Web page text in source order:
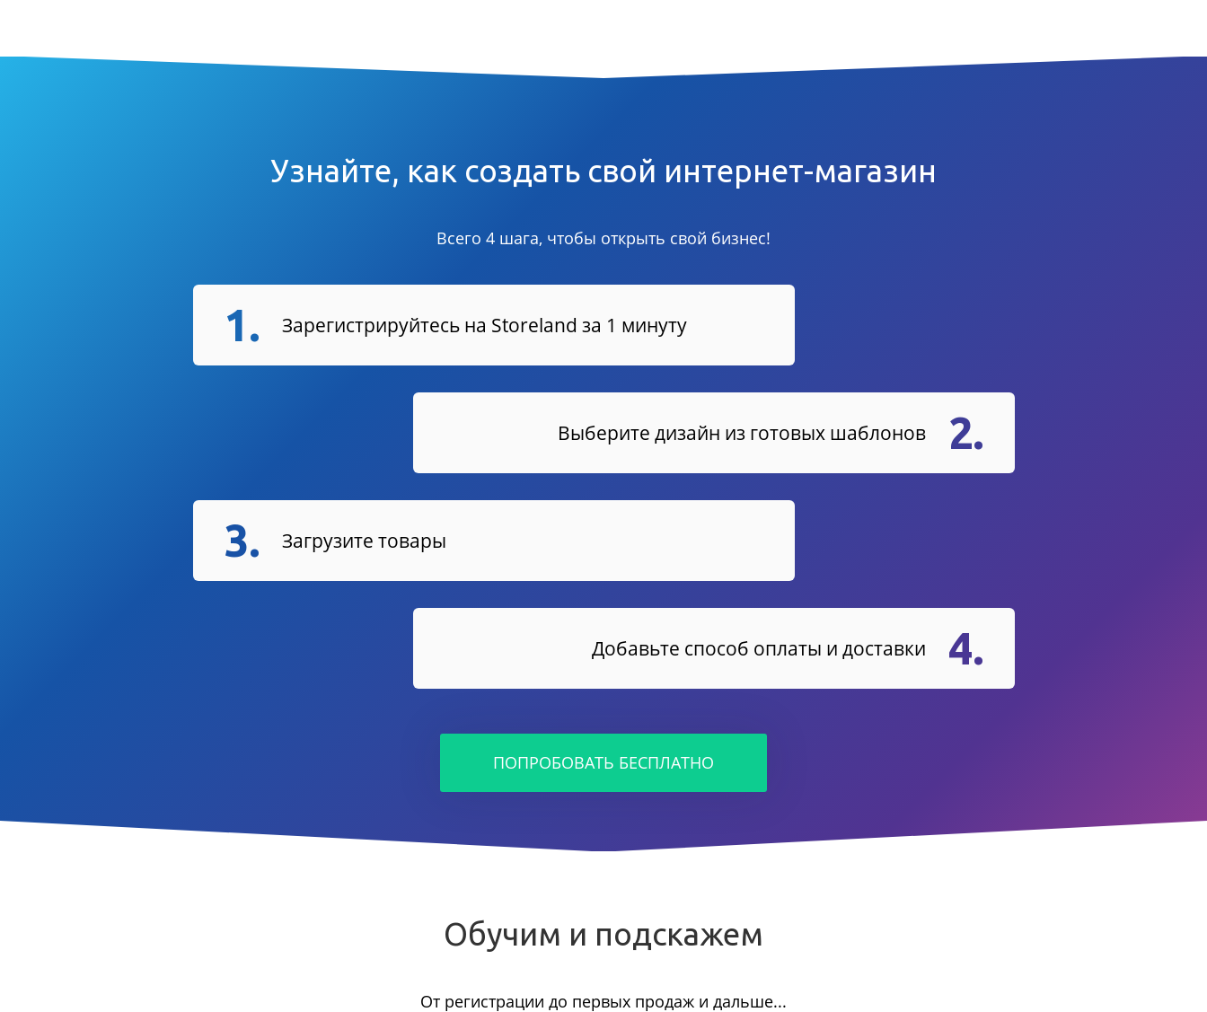
Узнайте, как создать свой интернет-магазин
Всего 4 шага, чтобы открыть свой бизнес!
1. Зарегистрируйтесь на Storeland за 1 минуту
2.
Выберите дизайн из готовых шаблонов
3. Загрузите товары
4.
Добавьте способ оплаты и доставки
ПОПРОБОВАТЬ БЕСПЛАТНО
Обучим и подскажем
От регистрации до первых продаж и дальше...